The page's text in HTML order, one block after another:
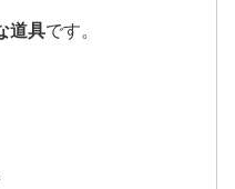
道具です。